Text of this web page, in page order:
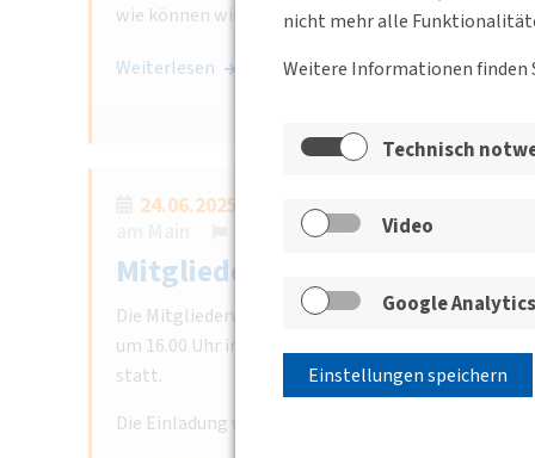
nicht mehr alle
Weitere Informationen finden
Technisch
Video
Google Analytics
Einstellungen speichern
wie können wir den Radverkehr…
Weiterlesen
24.06.2025 16:00
Bessie-Coleman-
BV FrankfurtRheinMain
Mitgliederversammlung
Die Mitgliederversammlung der BV
um 16.00 Uhr im HOLM, Bessie-Coleman-Straße 7,
statt.
Die Einladung wird an die…